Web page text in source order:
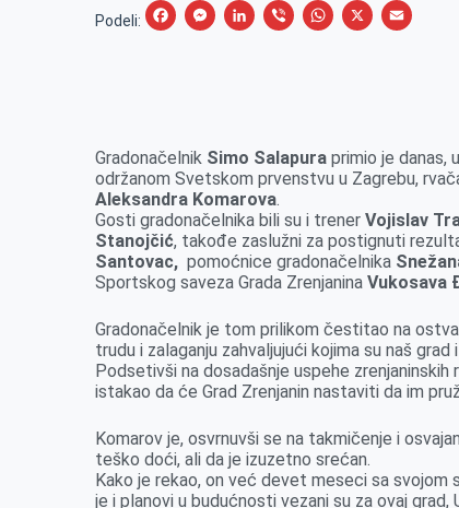
Podeli:
F
o
o
k
M
n
g
e
r
L
d
I
n
V
W
A
p
X
Gradonačelnik Simo Salapura primio je danas,
održanom Svetskom prvenstvu u Zagrebu,
Aleksandra Komarova.
Gosti gradonačelnika bili su i trenerVojislav
Stanojčić, takođe zaslužni za postignuti
Santovac, pomoćnice gradonačelnika
Sportskog saveza Grada ZrenjaninaVukosava
Gradonačelnik je tom prilikom čestitao na
trudu i zalaganju zahvaljujući kojima su naš
Podsetivši na dosadašnje uspehe
istakao da će Grad Zrenjanin nastaviti da im
Komarov je, osvrnuvši se na takmičenje i
teško doći, ali da je izuzetno srećan.
Kako je rekao, on već devet meseci sa svojom
je i planovi u budućnosti vezani su za ovaj grad,